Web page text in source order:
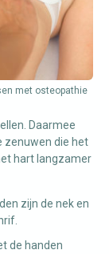
met osteopathie
Daarmee
zenuwen die het
hart langzamer
zijn de nek en
de handen